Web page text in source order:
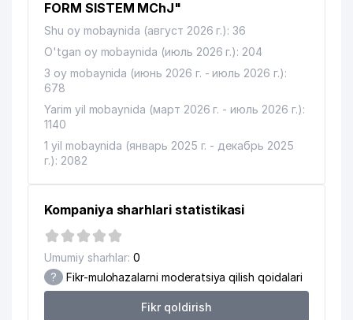
12 TEXNOLOG YUSUPBEK SAID MChJ
13 NEW HOPE REABILITATSION FONDI
14 HOREV MEDICAL CENTER MChJ 726 м
16 GALLA-ALTEG AJ
17 PROFI PHARM SERVICE MChJ
18 RIM-KATOLIK MARKAZI MARKAZI 917 м
NOVA GROUP MChJ
20 DIANA-DAVID MChJ
FORM SISTEM MChJ"
Shu oy mobaynida (август 2026 г.): 36
O'tgan oy mobaynida (июль 2026 г.): 204
3 oy mobaynida (июнь 2026 г. - июль 2026 г.):
678
Yarim yil mobaynida (март 2026 г. - июль 2026 г.):
1140
1 yil mobaynida (январь 2025 г. - декабрь 2025
г.): 2082
Kompaniya sharhlari statistikasi
Umumiy sharhlar: 0
? Fikr-mulohazalarni moderatsiya qilish qoidalari
Fikr qoldirish